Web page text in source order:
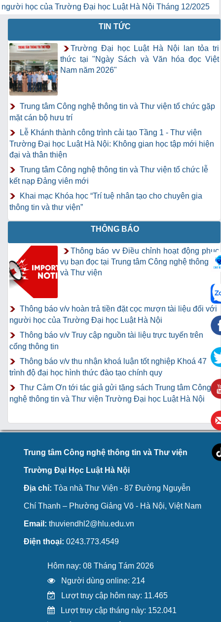
người học của Trường Đại học Luật Hà Nội Tháng 12/2025
TIN TỨC
Trường Đại học Luật Hà Nội lan tỏa tri
thức tại "Ngày Sách và Văn hóa đọc Việt
Nam năm 2026"
Trung tâm Công nghệ thông tin và Thư viện tổ chức gặp
mặt cán bộ hưu trí
Lễ Khánh thành công trình cải tạo Tầng 1 - Thư viện
Trường Đại học Luật Hà Nội: Không gian học tập mới hiện
đại và thân thiện
Trung tâm Công nghệ thông tin và Thư viện tổ chức lễ
kết nạp Đảng viên mới
Khai mạc Khóa học “Trí tuệ nhân tạo cho chuyên gia
thông tin và thư viện”
THÔNG BÁO
Thông báo vv Điều chỉnh hoạt động phục
vụ bạn đọc tại Trung tâm Công nghệ thông tin
và Thư viện
Thông báo v/v hoàn trả tiền đặt cọc mượn tài liệu đối với
người học của Trường Đại học Luật Hà Nội
Thông báo v/v Truy cập nguồn tài liệu trực tuyến trên
cổng thông tin
Thông báo v/v thu nhận khoá luận tốt nghiệp Khoá 47
trình độ đại học hình thức đào tạo chính quy
Thư Cảm Ơn tới tác giả gửi tặng sách Trung tâm Công
nghệ thông tin và Thư viện Trường Đại học Luật Hà Nội
Trung tâm Công nghệ thông tin và Thư viện
Trường Đại Học Luật Hà Nội
Địa chỉ: Tòa nhà Thư Viện - 87 Đường Nguyễn
Chí Thanh – Phường Giảng Võ - Hà Nội, Việt Nam
Email: thuviendhl2@hlu.edu.vn
Điện thoại: 0243.773.4549
Hôm nay: 08 Tháng Tám 2026
Người dùng online: 214
Lượt truy cập hôm nay: 11.465
Lượt truy cập tháng này: 152.041